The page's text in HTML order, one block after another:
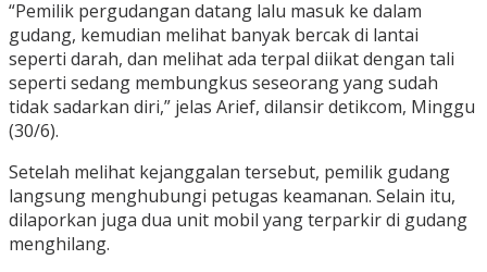
“Pemilik pergudangan datang lalu masuk ke dalam
gudang, kemudian melihat banyak bercak di lantai
seperti darah, dan melihat ada terpal diikat dengan tali
seperti sedang membungkus seseorang yang sudah
tidak sadarkan diri,” jelas Arief, dilansir detikcom, Minggu
(30/6).
Setelah melihat kejanggalan tersebut, pemilik gudang
langsung menghubungi petugas keamanan. Selain itu,
dilaporkan juga dua unit mobil yang terparkir di gudang
menghilang.